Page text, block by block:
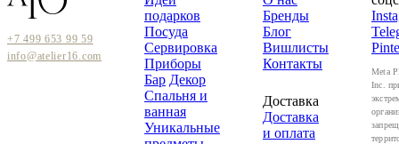
+7 499 653 99 59
info@atelier16.com
подарков
Посуда
Сервировка
Приборы
Бар Декор
Спальня и
ванная
Уникальные
Бренды
Блог
Вишлисты
Контакты
Доставка
Доставка
и оплата
Meta
Inc.